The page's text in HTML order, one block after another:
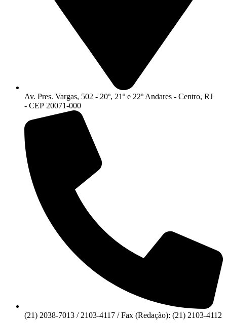
Av. Pres. Vargas, 502 - 20º, 21º e 22º Andares - Centro, RJ
- CEP 20071-000
(21) 2038-7013 / 2103-4117 / Fax (Redação): (21) 2103-4112